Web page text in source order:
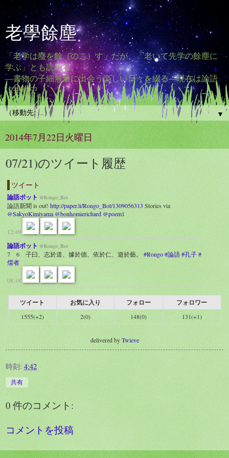
老學餘塵
「老学は塵を餘（のこ）す」だが、「老いて先学の餘塵に
学ぶ」とも読める。
―書物の子細無量に出会う楽しい日々を綴る―現在は論語
に挑戦中
▼
2014年7月22日火曜日
07/21)のツイート履歴
ツイート
論語ボット @Rongo_Bot
論語新聞 is out! http://paper.li/Rongo_Bot/1309056313Stories via
@SakyoKimiyama @bonhomierichard @poem1
12:49
論語ボット @Rongo_Bot
7 6 子曰、志於道、據於德、依於仁、遊於藝。 #Rongo#論語#孔子#
儒者
08:18
ツイート お気に入り フォロー フォロワー
1555(+2) 2(0) 148(0) 131(+1)
delivered byTwieve
時刻: 4:42
共有
0 件のコメント:
コメントを投稿